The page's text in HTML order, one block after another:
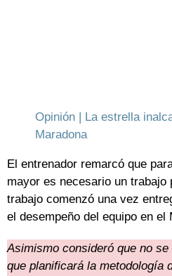
Opinión | La estrella
Maradona
El entrenador remarcó que
mayor es necesario un trabajo
trabajo comenzó una vez
el desempeño del equipo en el
Asimismo consideró que no
que planificará la metodología